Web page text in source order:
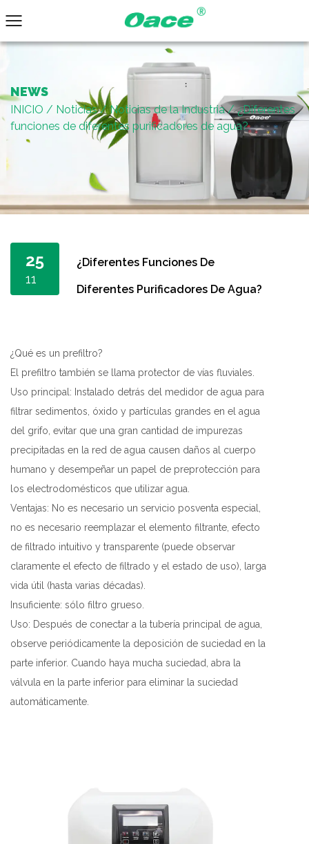
NEWS
INICIO / Noticias/Noticias de la Industria/¿Diferentes
funciones de diferentes purificadores de agua?
25
11
¿Diferentes Funciones De
Diferentes Purificadores De Agua?
¿Qué es un prefiltro?
El prefiltro también se llama protector de vías fluviales.
Uso principal: Instalado detrás del medidor de agua para
filtrar sedimentos, óxido y partículas grandes en el agua
del grifo, evitar que una gran cantidad de impurezas
precipitadas en la red de agua causen daños al cuerpo
humano y desempeñar un papel de preprotección para
los electrodomésticos que utilizar agua.
Ventajas: No es necesario un servicio posventa especial,
no es necesario reemplazar el elemento filtrante, efecto
de filtrado intuitivo y transparente (puede observar
claramente el efecto de filtrado y el estado de uso), larga
vida útil (hasta varias décadas).
Insuficiente: sólo filtro grueso.
Uso: Después de conectar a la tubería principal de agua,
observe periódicamente la deposición de suciedad en la
parte inferior. Cuando haya mucha suciedad, abra la
válvula en la parte inferior para eliminar la suciedad
automáticamente.